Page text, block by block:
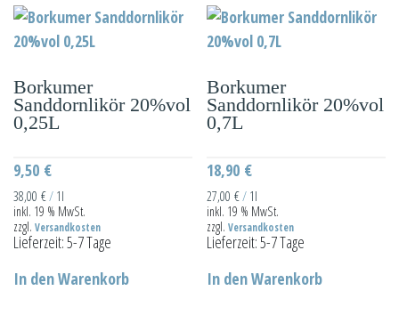
Borkumer
Sanddornlikör 20%vol
0,25L
9,50 €
38,00 €/ 1l
inkl. 19 % MwSt.
zzgl. Versandkosten
Lieferzeit:5-7 Tage
In den Warenkorb
Borkumer
Sanddornlikör 20%vol
0,7L
18,90 €
27,00€/ 1l
inkl. 19 % MwSt.
zzgl.Versandkosten
Lieferzeit:5-7 Tage
In den Warenkorb